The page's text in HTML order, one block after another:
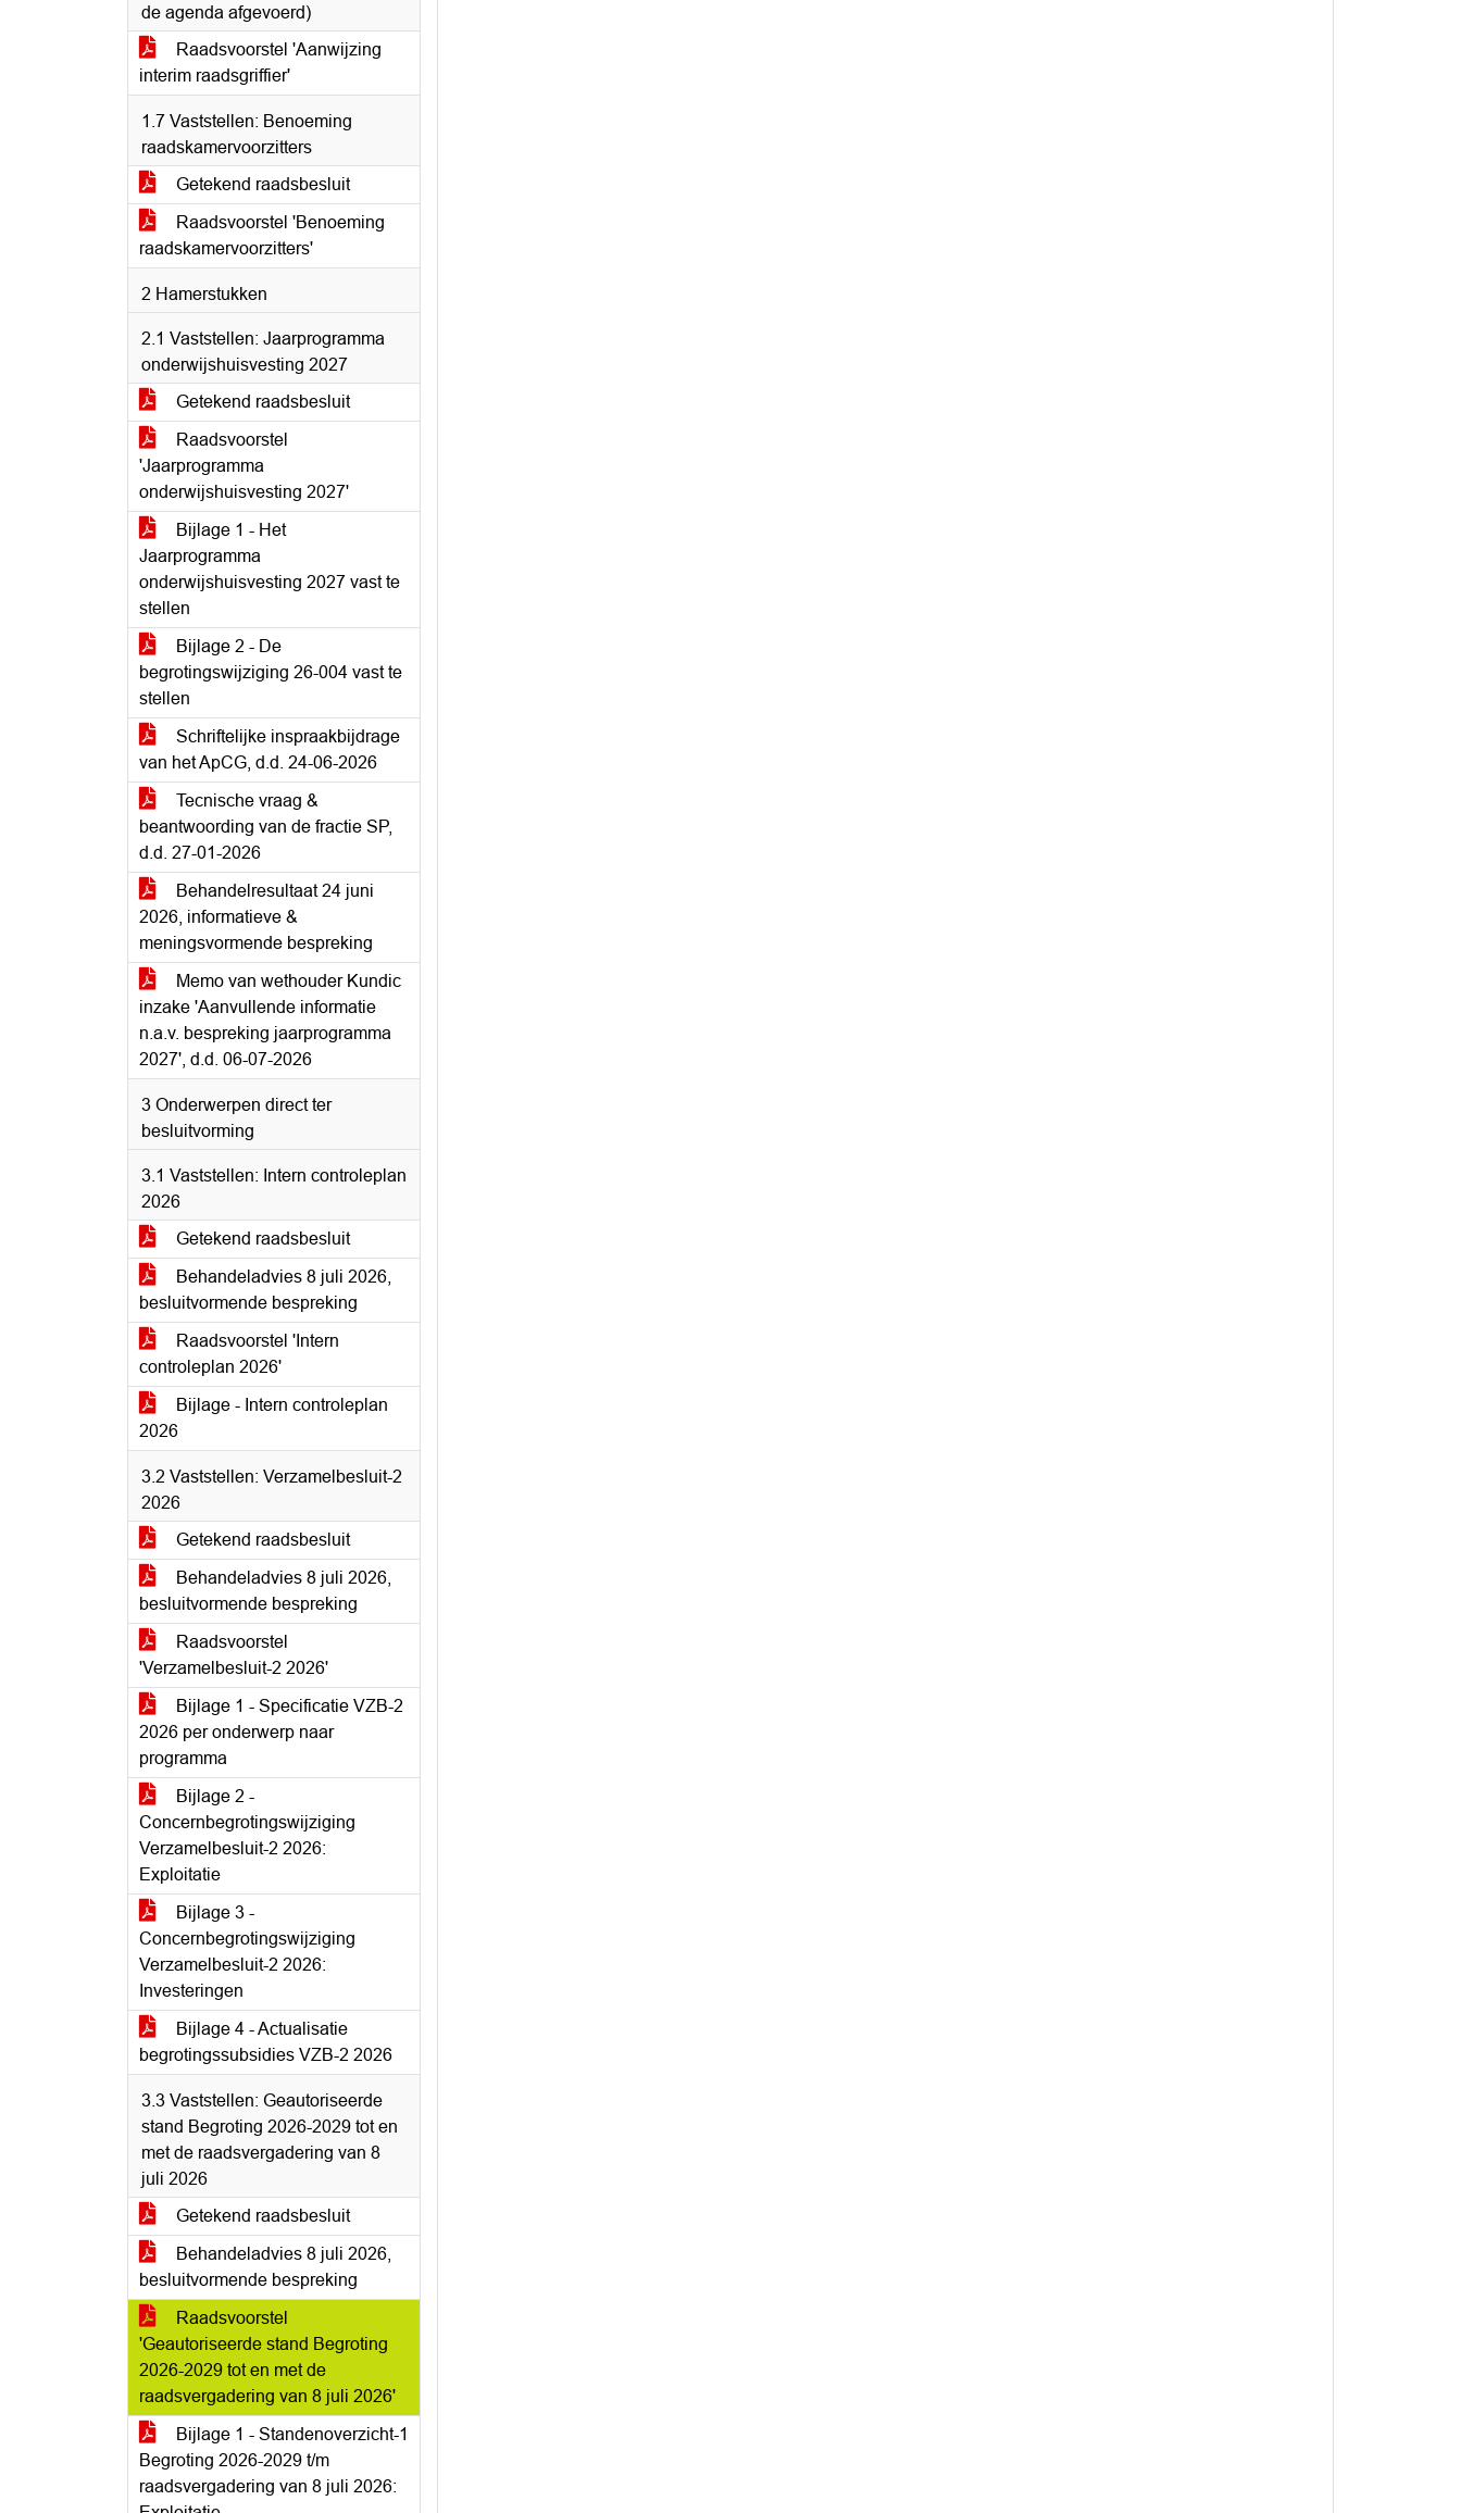
de agenda afgevoerd)
Raadsvoorstel 'Aanwijzing
interim raadsgriffier'
1.7 Vaststellen: Benoeming
raadskamervoorzitters
Getekend raadsbesluit
Raadsvoorstel 'Benoeming
raadskamervoorzitters'
2 Hamerstukken
2.1 Vaststellen: Jaarprogramma
onderwijshuisvesting 2027
Getekend raadsbesluit
Raadsvoorstel
'Jaarprogramma
onderwijshuisvesting 2027'
Bijlage 1 - Het
Jaarprogramma
onderwijshuisvesting 2027 vast te
stellen
Bijlage 2 - De
begrotingswijziging 26-004 vast te
stellen
Schriftelijke inspraakbijdrage
van het ApCG, d.d. 24-06-2026
Tecnische vraag &
beantwoording van de fractie SP,
d.d. 27-01-2026
Behandelresultaat 24 juni
2026, informatieve &
meningsvormende bespreking
Memo van wethouder Kundic
inzake 'Aanvullende informatie
n.a.v. bespreking jaarprogramma
2027', d.d. 06-07-2026
3 Onderwerpen direct ter
besluitvorming
3.1 Vaststellen: Intern controleplan
2026
Getekend raadsbesluit
Behandeladvies 8 juli 2026,
besluitvormende bespreking
Raadsvoorstel 'Intern
controleplan 2026'
Bijlage - Intern controleplan
2026
3.2 Vaststellen: Verzamelbesluit-2
2026
Getekend raadsbesluit
Behandeladvies 8 juli 2026,
besluitvormende bespreking
Raadsvoorstel
'Verzamelbesluit-2 2026'
Bijlage 1 - Specificatie VZB-2
2026 per onderwerp naar
programma
Bijlage 2 -
Concernbegrotingswijziging
Verzamelbesluit-2 2026:
Exploitatie
Bijlage 3 -
Concernbegrotingswijziging
Verzamelbesluit-2 2026:
Investeringen
Bijlage 4 - Actualisatie
begrotingssubsidies VZB-2 2026
3.3 Vaststellen: Geautoriseerde
stand Begroting 2026-2029 tot en
met de raadsvergadering van 8
juli 2026
Getekend raadsbesluit
Behandeladvies 8 juli 2026,
besluitvormende bespreking
Raadsvoorstel
'Geautoriseerde stand Begroting
2026-2029 tot en met de
raadsvergadering van 8 juli 2026'
Bijlage 1 - Standenoverzicht-1
Begroting 2026-2029 t/m
raadsvergadering van 8 juli 2026: